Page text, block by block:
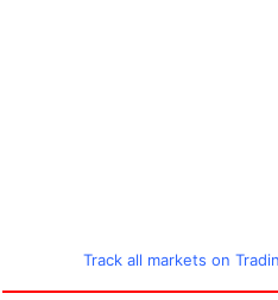
Track all markets on